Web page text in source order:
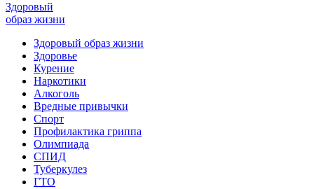
Здоровый
образ жизни
Здоровый образ жизни
Здоровье
Курение
Наркотики
Алкоголь
Вредные привычки
Спорт
Профилактика гриппа
Олимпиада
СПИД
Туберкулез
ГТО